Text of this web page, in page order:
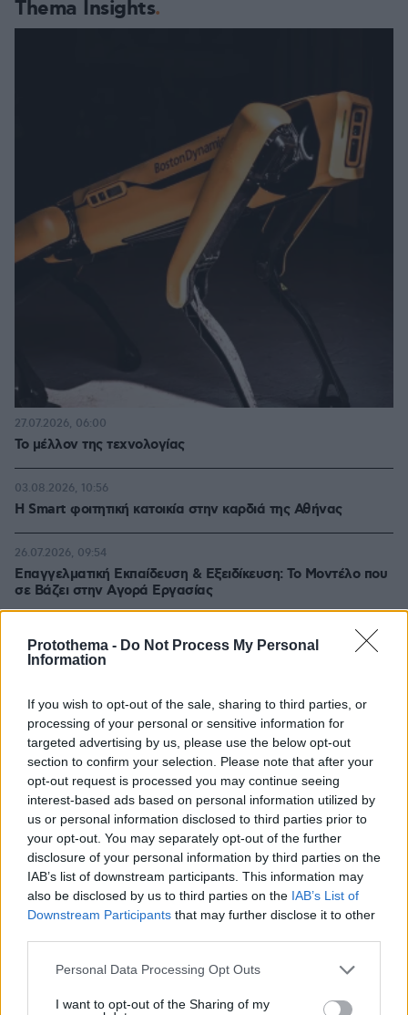
Protothema - Do Not Process My Personal
Information
If you wish to opt-out of the sale, sharing to third parties, or
processing of your personal or sensitive information for
targeted advertising by us, please use the below opt-out
section to confirm your selection. Please note that after your
opt-out request is processed you may continue seeing
interest-based ads based on personal information utilized by
us or personal information disclosed to third parties prior to
your opt-out. You may separately opt-out of the further
disclosure of your personal information by third parties on the
IAB’s list of downstream participants. This information may
also be disclosed by us to third parties on the IAB’s List of
Downstream Participants that may further disclose it to other
Please note that this website/app uses one or more Google
not limited to your visit or usage behaviour. You may click to
Personal Data Processing Opt Outs
I want to opt-out of the Sharing of my
Thema Insights
Το μέλλον της τεχνολογίας
27.07.2026, 06:00
Η Smart φοιτητική κατοικία στην καρδιά της Αθήνας
03.08.2026, 10:56
Επαγγελματική Εκπαίδευση & Εξειδίκευση: Το Mοντέλο που
σε Bάζει στην Aγορά Eργασίας
26.07.2026, 09:54
ΡΟΗ ΕΙΔΗΣΕΩΝ
Αποκαλύψεις Telegraph για τον Ινφαντίνο: Η εξαψήφια
αποζημίωση σε πρώην εργαζόμενη της UEFA και η
φερόμενη σχέση τους
πριν 35 λεπτά
Ρωσία για το drone με εκρηκτικά σε γερμανικό
αεροδρόμιο: «Βιαστικά στημένη προβοκάτσια»
08.08.2026, 01:25
Ιδέες για πρωινό έτοιμο από το βράδυ: Εύκολες και
θρεπτικές επιλογές για κάθε μέρα
08.08.2026, 01:00
Ρωσικό πλήγμα προκάλεσε ζημιές σε γήπεδο στην
δείτε βίντεο